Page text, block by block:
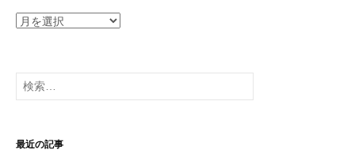
過
投
稿
検
索:
最近の記事